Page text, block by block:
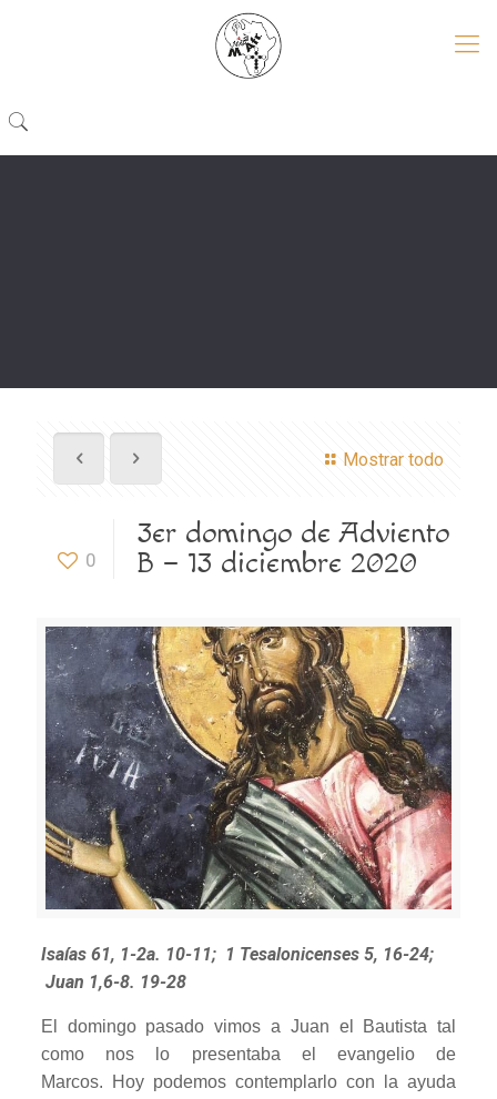
Mostrar todo
0
3er domingo de Adviento
B – 13 diciembre 2020
Isaías 61, 1-2a. 10-11; 1 Tesalonicenses 5, 16-24;
Juan 1,6-8. 19-28
El domingo pasado vimos a Juan el Bautista tal
como nos lo presentaba el evangelio de
Marcos. Hoy podemos contemplarlo con la ayuda